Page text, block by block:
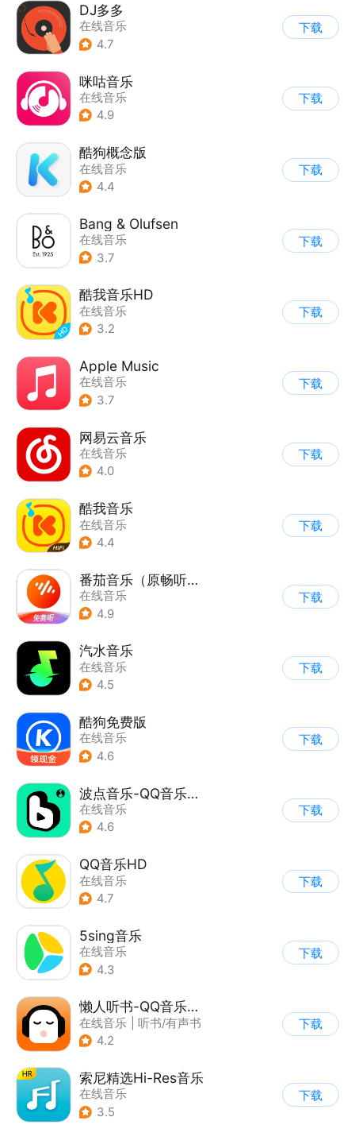
DJ多多
在线音乐
4.7
下载
咪咕音乐
在线音乐
4.9
下载
酷狗概念版
在线音乐
4.4
下载
Bang & Olufsen
在线音乐
3.7
下载
酷我音乐HD
在线音乐
3.2
下载
Apple Music
在线音乐
3.7
下载
网易云音乐
在线音乐
4.0
下载
酷我音乐
在线音乐
4.4
下载
番茄音乐（原畅听音乐）
在线音乐
4.9
下载
汽水音乐
在线音乐
4.5
下载
酷狗免费版
在线音乐
4.6
下载
波点音乐-QQ音乐简洁版
在线音乐
4.6
下载
QQ音乐HD
在线音乐
4.7
下载
5sing音乐
在线音乐
4.3
下载
懒人听书-QQ音乐听书版
在线音乐
听书/有声书
4.2
下载
索尼精选Hi-Res音乐
在线音乐
3.5
下载